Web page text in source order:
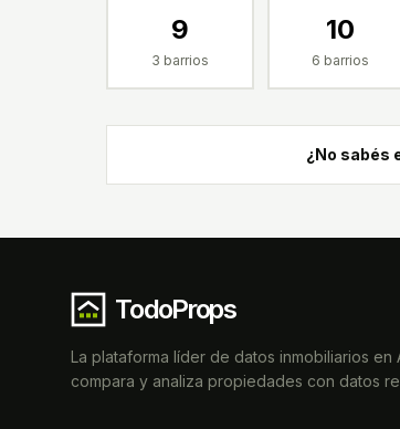
9
3 barrios
10
6 barrios
¿No sabés
TodoProps
La plataforma líder de datos inmobiliarios en
compara y analiza propiedades con datos